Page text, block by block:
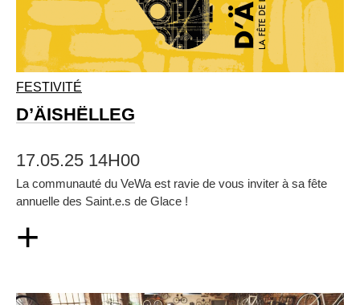
FESTIVITÉ
D’ÄISHËLLEG
17.05.25 14H00
La communauté du VeWa est ravie de vous inviter à sa fête
annuelle des Saint.e.s de Glace !
+